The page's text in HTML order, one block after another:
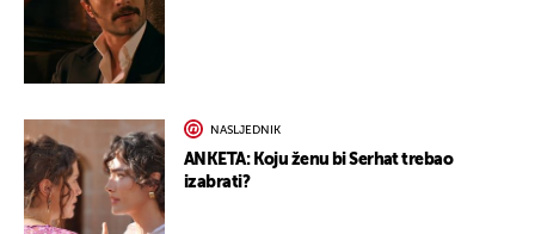
NASLJEDNIK
ANKETA: Koju ženu bi Serhat trebao
izabrati?